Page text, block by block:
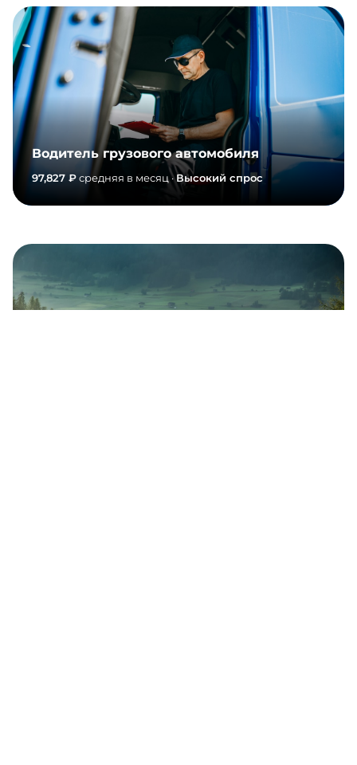
Водитель грузового автомобиля
97,827 ₽средняя в месяц ·Высокий спрос